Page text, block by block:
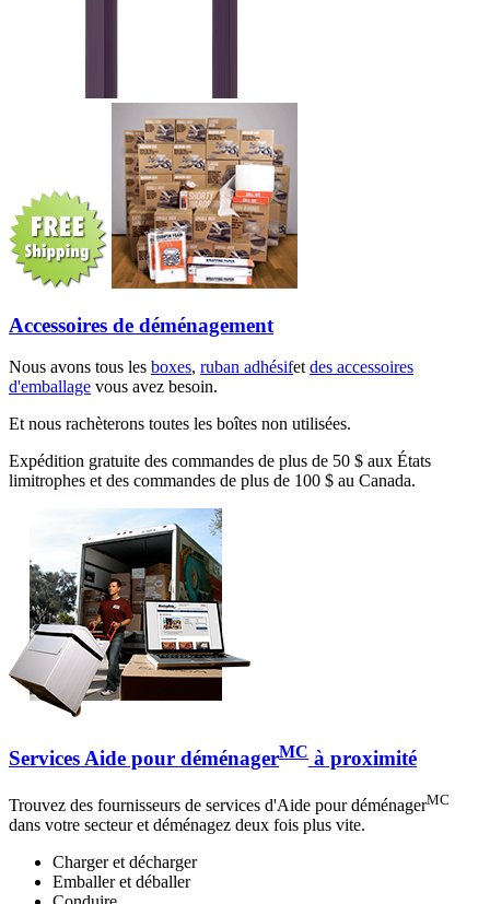
Accessoires de déménagement
Nous avons tous les boxes, ruban adhésifetdes accessoires
d'emballage vous avez besoin.
Et nous rachèterons toutes les boîtes non utilisées.
Expédition gratuite des commandes de plus de 50 $ aux États
limitrophes et des commandes de plus de 100 $ au Canada.
Services Aide pour déménagerMC à proximité
Trouvez des fournisseurs de services d'Aide pour déménagerMC
dans votre secteur et déménagez deux fois plus vite.
Charger et décharger
Emballer et déballer